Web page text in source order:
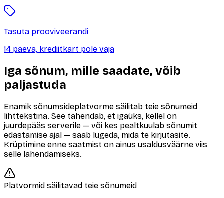
Tasuta prooviveerandi
14 päeva, krediitkart pole vaja
Iga sõnum, mille saadate, võib
paljastuda
Enamik sõnumsideplatvorme säilitab teie sõnumeid
lihttekstina. See tähendab, et igaüks, kellel on
juurdepääs serverile — või kes pealtkuulab sõnumit
edastamise ajal — saab lugeda, mida te kirjutasite.
Krüptimine enne saatmist on ainus usaldusväärne viis
selle lahendamiseks.
Platvormid säilitavad teie sõnumeid